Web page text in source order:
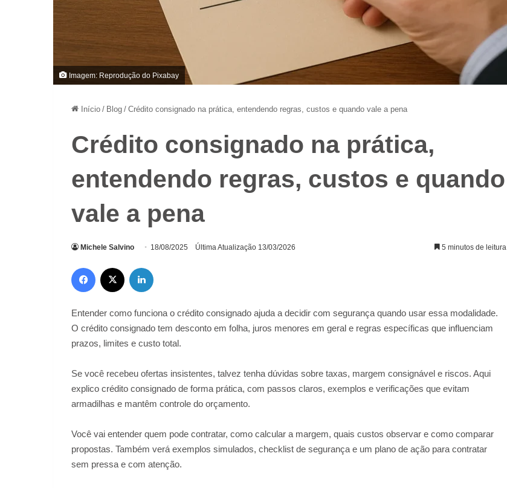
Imagem: Reprodução do Pixabay
Início / Blog / Crédito consignado na prática, entendendo regras, custos e quando vale a pena
Crédito consignado na prática,
entendendo regras, custos e quando
vale a pena
Michele Salvino 18/08/2025 Última Atualização 13/03/2026 5 minutos de leitura
Facebook
Entender como funciona o crédito consignado ajuda a decidir com segurança quando usar essa modalidade.
O crédito consignado tem desconto em folha, juros menores em geral e regras específicas que influenciam
prazos, limites e custo total.
Se você recebeu ofertas insistentes, talvez tenha dúvidas sobre taxas, margem consignável e riscos. Aqui
explico crédito consignado de forma prática, com passos claros, exemplos e verificações que evitam
armadilhas e mantêm controle do orçamento.
Você vai entender quem pode contratar, como calcular a margem, quais custos observar e como comparar
propostas. Também verá exemplos simulados, checklist de segurança e um plano de ação para contratar
sem pressa e com atenção.